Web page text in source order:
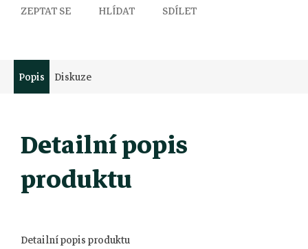
ZEPTAT SE HLÍDAT SDÍLET
Popis Diskuze
Detailní popis
produktu
Detailní popis produktu